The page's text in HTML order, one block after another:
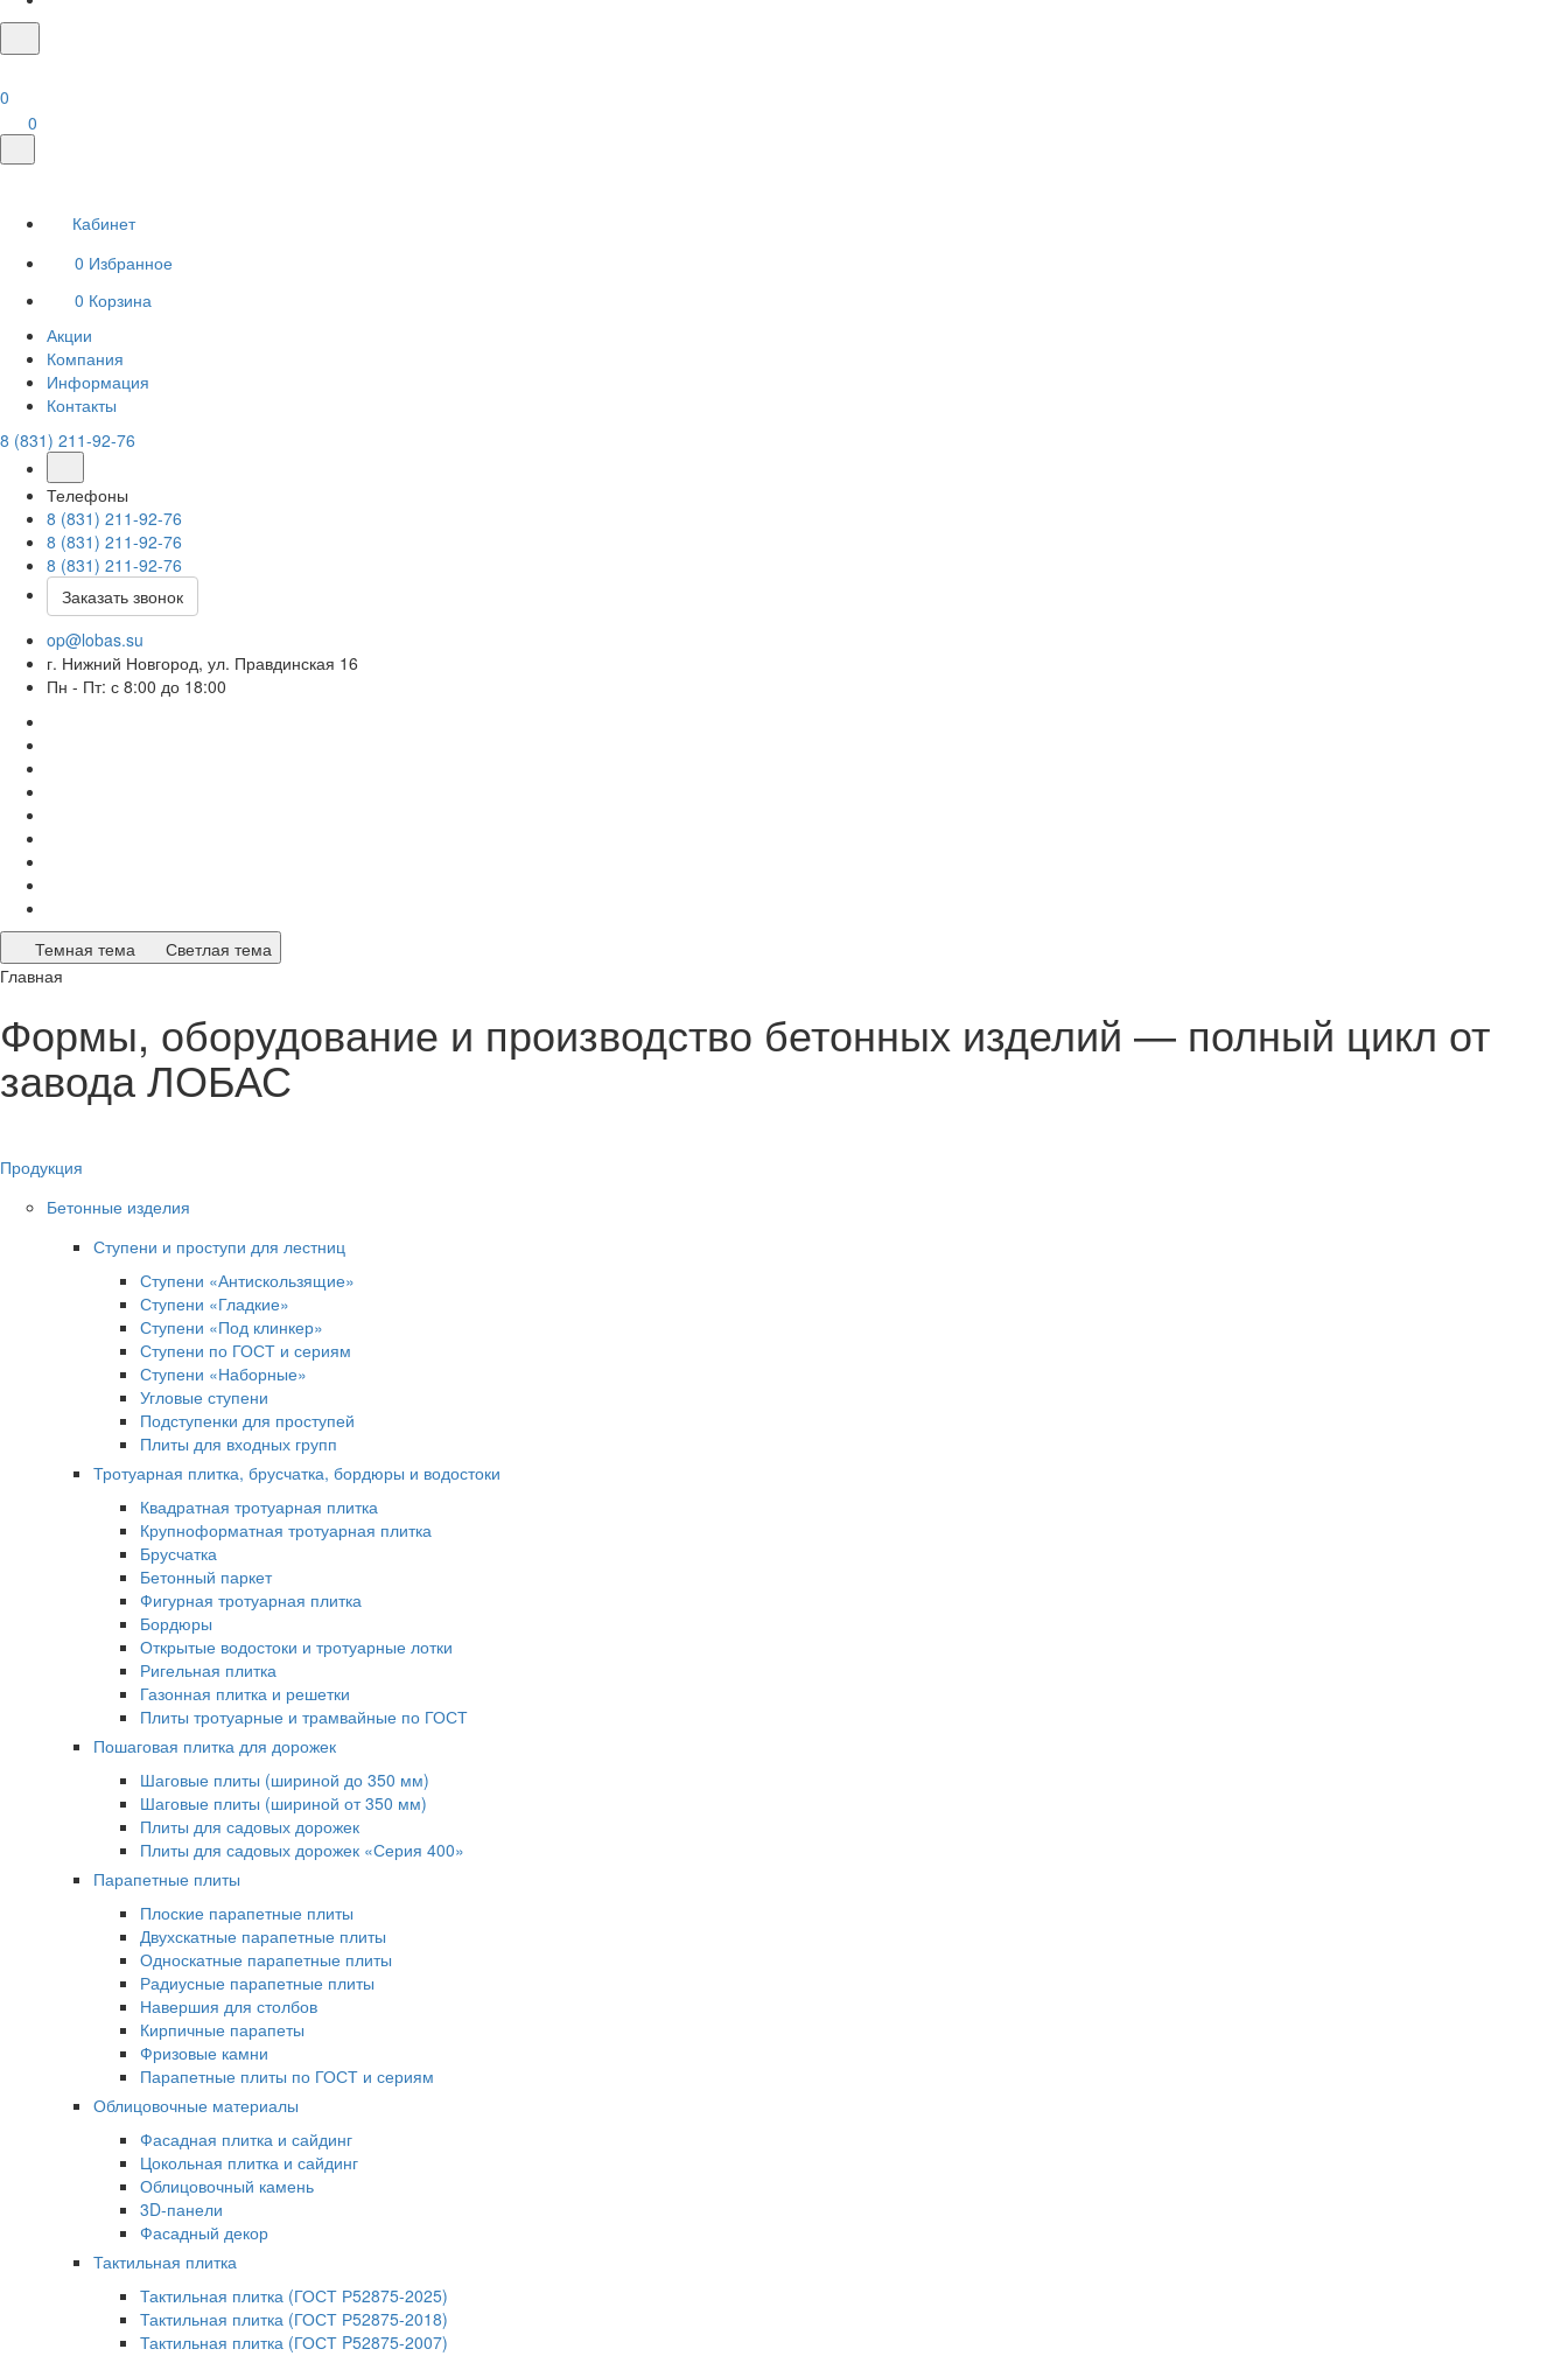
0
0
Кабинет
0 Избранное
0 Корзина
Акции
Компания
Информация
Контакты
8 (831) 211-92-76
Телефоны
8 (831) 211-92-76
8 (831) 211-92-76
8 (831) 211-92-76
Заказать звонок
op@lobas.su
г. Нижний Новгород, ул. Правдинская 16
Пн - Пт: с 8:00 до 18:00
Темная тема
Светлая тема
Главная
Формы, оборудование и производство бетонных изделий — полный цикл от
завода ЛОБАС
Продукция
Бетонные изделия
Ступени и проступи для лестниц
Ступени «Антискользящие»
Ступени «Гладкие»
Ступени «Под клинкер»
Ступени по ГОСТ и сериям
Ступени «Наборные»
Угловые ступени
Подступенки для проступей
Плиты для входных групп
Тротуарная плитка, брусчатка, бордюры и водостоки
Квадратная тротуарная плитка
Крупноформатная тротуарная плитка
Брусчатка
Бетонный паркет
Фигурная тротуарная плитка
Бордюры
Открытые водостоки и тротуарные лотки
Ригельная плитка
Газонная плитка и решетки
Плиты тротуарные и трамвайные по ГОСТ
Пошаговая плитка для дорожек
Шаговые плиты (шириной до 350 мм)
Шаговые плиты (шириной от 350 мм)
Плиты для садовых дорожек
Плиты для садовых дорожек «Серия 400»
Парапетные плиты
Плоские парапетные плиты
Двухскатные парапетные плиты
Односкатные парапетные плиты
Радиусные парапетные плиты
Навершия для столбов
Кирпичные парапеты
Фризовые камни
Парапетные плиты по ГОСТ и сериям
Облицовочные материалы
Фасадная плитка и сайдинг
Цокольная плитка и сайдинг
Облицовочный камень
3D-панели
Фасадный декор
Тактильная плитка
Тактильная плитка (ГОСТ Р52875-2025)
Тактильная плитка (ГОСТ Р52875-2018)
Тактильная плитка (ГОСТ P52875-2007)